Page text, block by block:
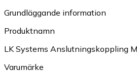
Grundläggande information
Produktnamn
LK Systems Anslutningskoppling
Varumärke